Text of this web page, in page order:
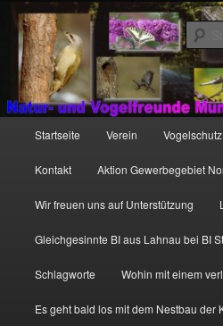
Zum
primären
Inhalt
springen
Zum
sekundären
Inhalt
springen
http://natur-und-vogelfreunde-
content/uploads/2017/12/cropped-
Startseite Verein Vogelschutz
Kontakt Aktion Gewerbegebiet
Wir freuen uns auf Unterstützung
Gleichgesinnte BI aus Lahnau bei BI
Schlagworte Wohin mit einem
Es geht bald los mit dem Nestbau der